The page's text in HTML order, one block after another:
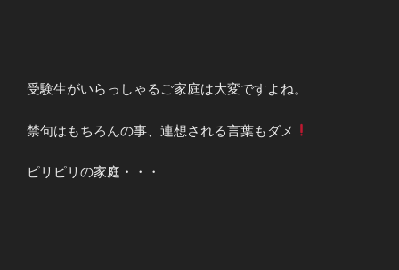
受験生がいらっしゃるご家庭は大変ですよね。
禁句はもちろんの事、連想される言葉もダメ
ピリピリの家庭・・・